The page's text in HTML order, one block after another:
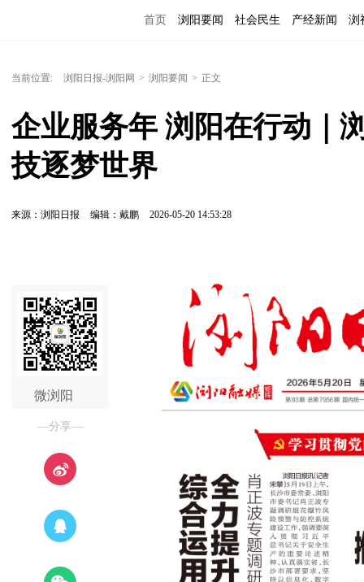
首页 浏阳要闻 社会民生 产经新闻 浏
当前位置: 浏阳日报-浏阳网 > 浏阳要闻 > 正文
企业服务年 浏阳在行动｜
技逐梦世界
来源：浏阳日报 编辑：戴鹏 2026-05-20 14:53:28
微浏阳
—分享—